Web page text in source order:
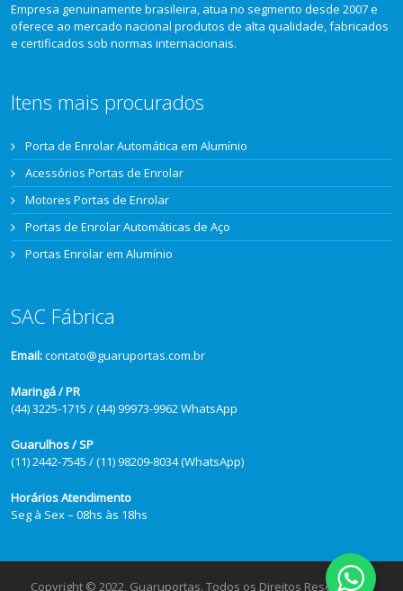
Empresa genuinamente brasileira, atua no segmento desde 2007 e
oferece ao mercado nacional produtos de alta qualidade, fabricados
e certificados sob normas internacionais.
Itens mais procurados
Porta de Enrolar Automática em Alumínio
Acessórios Portas de Enrolar
Motores Portas de Enrolar
Portas de Enrolar Automáticas de Aço
Portas Enrolar em Alumínio
SAC Fábrica
Email:contato@guaruportas.com.br
Maringá / PR
(44) 3225-1715 / (44) 99973-9962 WhatsApp
Guarulhos / SP
(11) 2442-7545 / (11) 98209-8034 (WhatsApp)
Horários Atendimento
Seg à Sex – 08hs às 18hs
Copyright © 2022, Guaruportas. Todos os Direitos Reservados.